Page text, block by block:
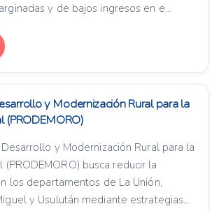
y de bajos ingresos en e...
y Modernización Rural para la
(PRODEMORO)
y Modernización Rural para la
busca reducir la
los departamentos de La Unión,
y Usulután mediante estrategias...